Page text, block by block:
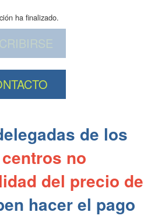
ha finalizado.
de los
no
del precio de
hacer el pago